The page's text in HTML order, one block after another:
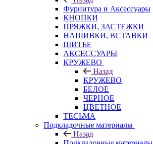
Фурнитура и Аксессуары
КНОПКИ
ПРЯЖКИ, ЗАСТЕЖКИ
НАШИВКИ, ВСТАВКИ
ШИТЬЕ
АКСЕССУАРЫ
КРУЖЕВО
Назад
КРУЖЕВО
БЕЛОЕ
ЧЕРНОЕ
ЦВЕТНОЕ
ТЕСЬМА
Подкладочные материалы
Назад